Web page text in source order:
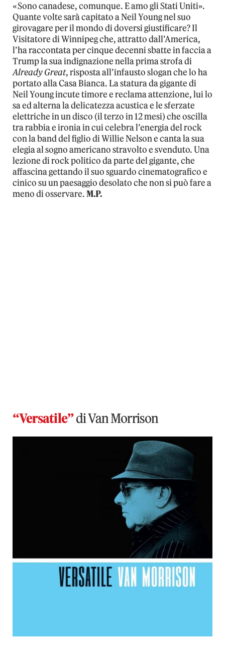
«Sono canadese, comunque. E amo gli Stati Uniti».
Quante volte sarà capitato a Neil Young nel suo
girovagare per il mondo di doversi giustificare? Il
Visitatore di Winnipeg che, attratto dall’America,
l’ha raccontata per cinque decenni sbatte in faccia a
Trump la sua indignazione nella prima strofa di
Already Great, risposta all’infausto slogan che lo ha
portato alla Casa Bianca. La statura da gigante di
Neil Young incute timore e reclama attenzione, lui lo
sa ed alterna la delicatezza acustica e le sferzate
elettriche in un disco (il terzo in 12 mesi) che oscilla
tra rabbia e ironia in cui celebra l’energia del rock
con la band del figlio di Willie Nelson e canta la sua
elegia al sogno americano stravolto e svenduto. Una
lezione di rock politico da parte del gigante, che
affascina gettando il suo sguardo cinematografico e
cinico su un paesaggio desolato che non si può fare a
meno di osservare.M.P.
“Versatile”di Van Morrison